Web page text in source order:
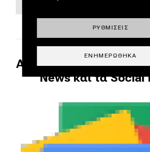
Ακολουθήστε το DRIVE
News και τα Social
ΡΥΘΜΊΣΕΙΣ
ΕΝΗΜΕΡΏΘΗΚΑ